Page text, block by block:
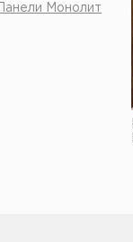
Панели Монолит